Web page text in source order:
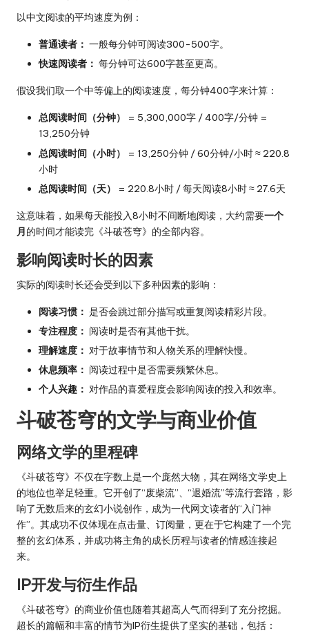
以中文阅读的平均速度为例：
普通读者： 一般每分钟可阅读300-500字。
快速阅读者： 每分钟可达600字甚至更高。
假设我们取一个中等偏上的阅读速度，每分钟400字来计算：
总阅读时间（分钟）
= 5,300,000字 / 400字/分钟 =
13,250分钟
总阅读时间（小时）
= 13,250分钟 / 60分钟/小时 ≈ 220.8
小时
总阅读时间（天）
= 220.8小时 / 每天阅读8小时 ≈ 27.6天
这意味着，如果每天能投入8小时不间断地阅读，大约需要一个
月的时间才能读完《斗破苍穹》的全部内容。
影响阅读时长的因素
实际的阅读时长还会受到以下多种因素的影响：
阅读习惯： 是否会跳过部分描写或重复阅读精彩片段。
专注程度： 阅读时是否有其他干扰。
理解速度： 对于故事情节和人物关系的理解快慢。
休息频率： 阅读过程中是否需要频繁休息。
个人兴趣： 对作品的喜爱程度会影响阅读的投入和效率。
斗破苍穹的文学与商业价值
网络文学的里程碑
《斗破苍穹》不仅在字数上是一个庞然大物，其在网络文学史上
的地位也举足轻重。它开创了“废柴流”、“退婚流”等流行套路，影
响了无数后来的玄幻小说创作，成为一代网文读者的“入门神
作”。其成功不仅体现在点击量、订阅量，更在于它构建了一个完
整的玄幻体系，并成功将主角的成长历程与读者的情感连接起
来。
IP开发与衍生作品
《斗破苍穹》的商业价值也随着其超高人气而得到了充分挖掘。
超长的篇幅和丰富的情节为IP衍生提供了坚实的基础，包括：